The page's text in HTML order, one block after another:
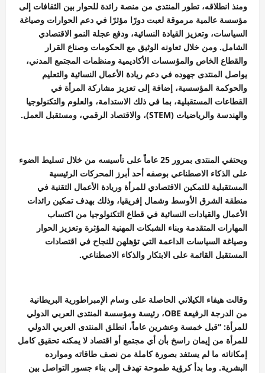
ومنذ انطلاقه، تطور المنتدى من منصة رائدة للحوار بين الثقافات إلى
مؤسسة عالمية مرموقة لعبت دورًا مؤثرًا في دعم الحوارات وصياغة
السياسات، وتعزيز القيادة النسائية، ودفع عجلة النمو الاقتصادي
الشامل. ومن خلال تعاونه الوثيق مع الحكومات وصناع القرار
والقطاع الخاص والمؤسسات الأكاديمية ومنظمات المجتمع المدني،
يواصل المنتدى جهوده في دعم ريادة الأعمال النسائية والتعليم
والحوكمة المؤسسية، إضافة إلى تعزيز مشاركة المرأة في
القطاعات المستقبلية، بما في ذلك الاستدامة، والعلوم والتكنولوجيا
والهندسة والرياضيات (STEM)، والاقتصاد الرقمي، ومستقبل العمل.
ويحتفي المنتدى بمرور 25 عاماً على تأسيسه من خلال تسليط الضوء
على الذكاء الاصطناعي بوصفه أحد أبرز المحركات الرئيسية
المستقبلية للتمكين الاقتصادي للمرأة وريادة الأعمال التقنية في
منطقة الشرق الأوسط وشمال إفريقيا، وذلك بهدف تمكين رائدات
الأعمال والقيادات النسائية في قطاع التكنولوجيا من اكتساب
المهارات المتقدمة وبناء الشبكات المهنية المؤثرة وتعزيز الحوار
وصياغة السياسات الداعمة التي تؤهلهن للنجاح في اقتصادات
المستقبل القائمة على الابتكار والذكاء الاصطناعي.
وقالت هيفاء الكيلاني الحاصلة على وسام الإمبراطورية البريطانية
من الدرجة الرفيعة OBE، رئيسة ومؤسسة المنتدى العربي الدولي
للمرأة: “قبل خمسة وعشرين عاماً، انطلق المنتدى العربي الدولي
للمرأة من إيمان راسخ بأن أي مجتمع أو اقتصاد لا يمكنه تحقيق كامل
إمكاناته ما لم يستفد بصورة كاملة من نصف طاقاته وموارده
البشرية. وما بدأ كرؤية طموحة تهدف إلى بناء جسور التواصل بين